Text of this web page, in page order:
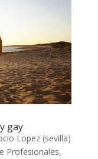
gay
Lopez (sevilla)
Profesionales,